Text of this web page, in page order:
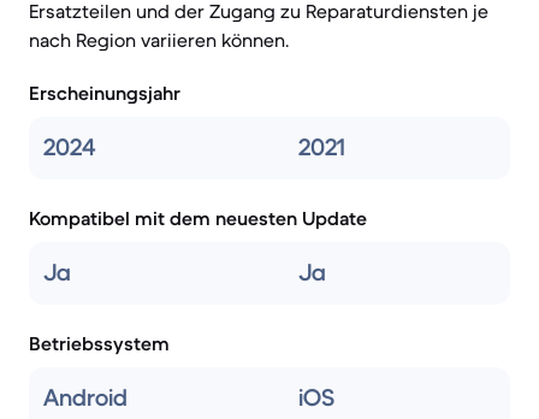
Ersatzteilen und der Zugang zu Reparaturdiensten je
nach Region variieren können.
Erscheinungsjahr
2024 2021
Kompatibel mit dem neuesten Update
Ja Ja
Betriebssystem
Android iOS